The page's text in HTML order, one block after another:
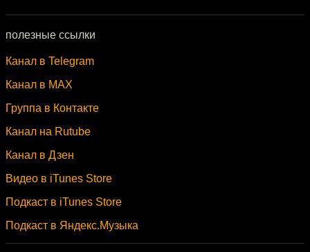
полезные ссылки
Канал в Telegram
Канал в MAX
Группа в Контакте
Канал на Rutube
Канал в Дзен
Видео в iTunes Store
Подкаст в iTunes Store
Подкаст в Яндекс.Музыка